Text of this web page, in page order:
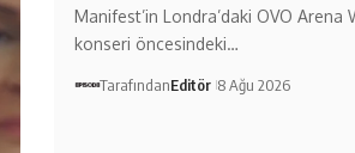
Manifest’in Londra’daki OVO Arena
konseri öncesindeki…
TarafındanEditör 8 Ağu 2026